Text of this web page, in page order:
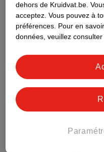
Nature Impact Score
Ce
Informations sur la
dehors de Kruidvat.be.
acceptez. Vous pouvez à
préférences. Pour en
données, veuillez